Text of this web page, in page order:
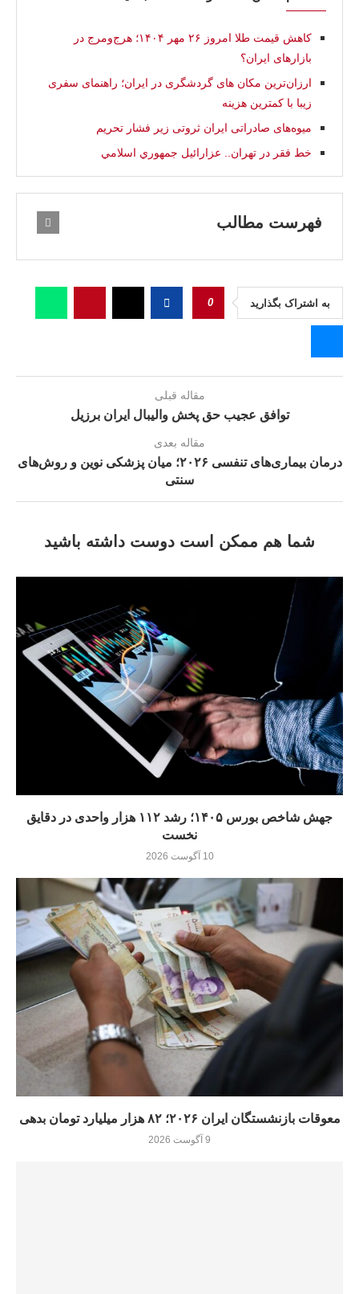
کاهش قیمت طلا امروز ۲۶ مهر ۱۴۰۴؛ هرج‌ومرج در
بازارهای ایران؟
ارزان‌ترین مکان‌ های گردشگری در ایران؛ راهنمای سفری
زیبا با کمترین هزینه
میوه‌های صادراتی ایران ثروتی زیر فشار تحریم
خط فقر در تهران.. عزارائيل جمهوري اسلامي
فهرست مطالب
به اشتراک بگذارید 0
مقاله قبلی
توافق عجیب حق پخش والیبال ایران برزیل
مقاله بعدی
درمان بیماری‌های تنفسی ۲۰۲۶؛ میان پزشکی نوین و روش‌های
سنتی
شما هم ممکن است دوست داشته باشید
جهش شاخص بورس ۱۴۰۵؛ رشد ۱۱۲ هزار واحدی در دقایق
نخست
10 آگوست 2026
معوقات بازنشستگان ایران ۲۰۲۶؛ ۸۲ هزار میلیارد تومان بدهی
9 آگوست 2026